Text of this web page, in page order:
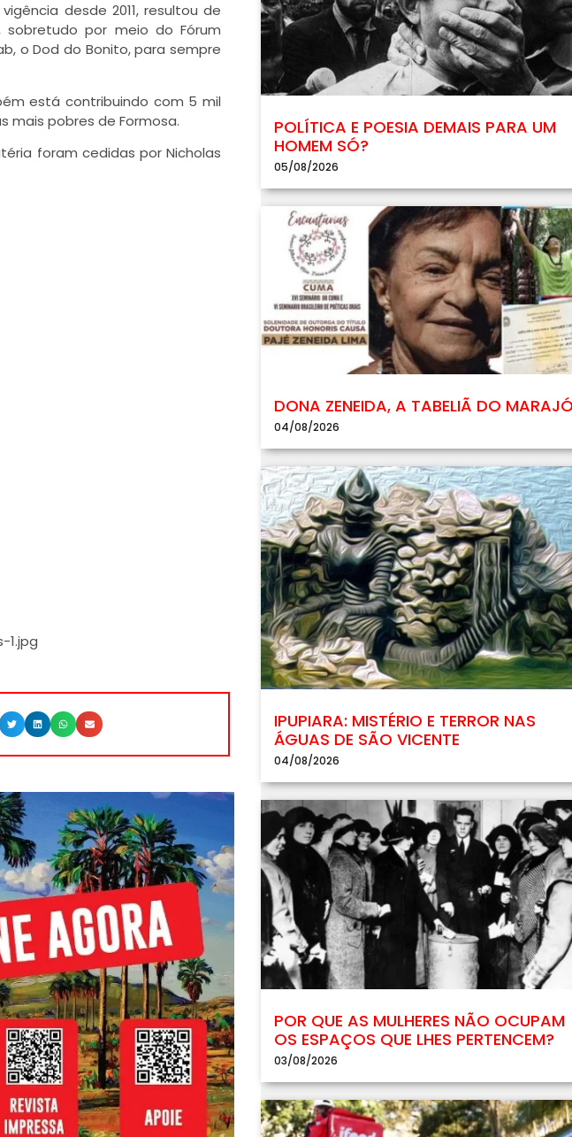
desde 2011, resultou de
por meio do Fórum
o Dod do Bonito, para sempre
está contribuindo com 5 mil
pobres de Formosa.
foram cedidas por Nicholas
POLÍTICA E POESIA DEMAIS PARA UM
HOMEM SÓ?
05/08/2026
DONA ZENEIDA, A TABELIÃ DO
04/08/2026
IPUPIARA: MISTÉRIO E TERROR NAS
ÁGUAS DE SÃO VICENTE
04/08/2026
POR QUE AS MULHERES NÃO OCUPAM
OS ESPAÇOS QUE LHES PERTENCEM?
03/08/2026